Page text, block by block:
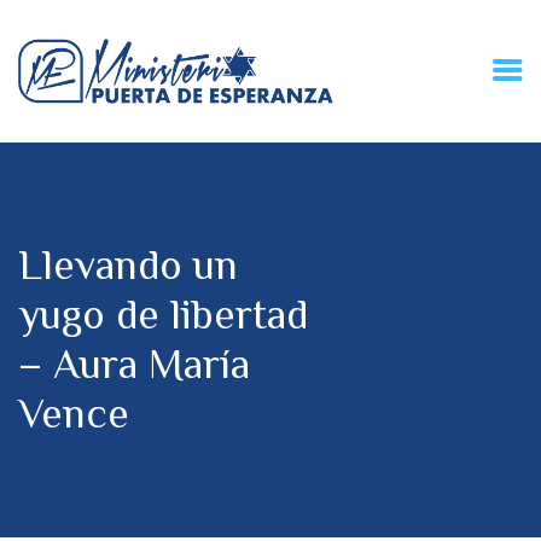
Llevando un
yugo de libertad
– Aura María
Vence
MPE TV
DONACIONES
PARTICIPA
CONTACTOS